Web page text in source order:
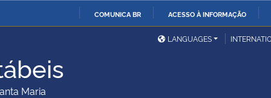
COMUNICA BR ACESSO À INFORMAÇÃO
Ministério da Defesa
Ministério das Relações
Exteriores
Ministério da Cidadania
LANGUAGES
Maria